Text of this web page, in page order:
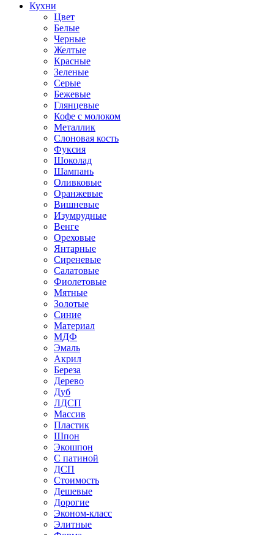
Кухни
Цвет
Белые
Черные
Желтые
Красные
Зеленые
Серые
Бежевые
Глянцевые
Кофе с молоком
Металлик
Слоновая кость
Фуксия
Шоколад
Шампань
Оливковые
Оранжевые
Вишневые
Изумрудные
Венге
Ореховые
Янтарные
Сиреневые
Салатовые
Фиолетовые
Мятные
Золотые
Синие
Материал
МДФ
Эмаль
Акрил
Береза
Дерево
Дуб
ЛДСП
Массив
Пластик
Шпон
Экошпон
С патиной
ДСП
Стоимость
Дешевые
Дорогие
Эконом-класс
Элитные